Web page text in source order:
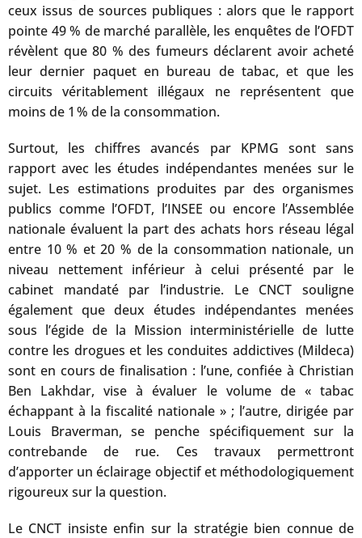
ceux issus de sources publiques : alors que le rapport
pointe 49 % de marché parallèle, les enquêtes de l’OFDT
révèlent que 80 % des fumeurs déclarent avoir acheté
leur dernier paquet en bureau de tabac, et que les
circuits véritablement illégaux ne représentent que
moins de 1 % de la consommation.
Surtout, les chiffres avancés par KPMG sont sans
rapport avec les études indépendantes menées sur le
sujet. Les estimations produites par des organismes
publics comme l’OFDT, l’INSEE ou encore l’Assemblée
nationale évaluent la part des achats hors réseau légal
entre 10 % et 20 % de la consommation nationale, un
niveau nettement inférieur à celui présenté par le
cabinet mandaté par l’industrie. Le CNCT souligne
également que deux études indépendantes menées
sous l’égide de la Mission interministérielle de lutte
contre les drogues et les conduites addictives (Mildeca)
sont en cours de finalisation : l’une, confiée à Christian
Ben Lakhdar, vise à évaluer le volume de « tabac
échappant à la fiscalité nationale » ; l’autre, dirigée par
Louis Braverman, se penche spécifiquement sur la
contrebande de rue. Ces travaux permettront
d’apporter un éclairage objectif et méthodologiquement
rigoureux sur la question.
Le CNCT insiste enfin sur la stratégie bien connue de